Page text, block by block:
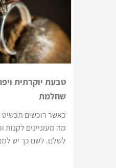
טבעת יוקרתית
שחלמת
כאשר רוכשים
מה מעוניינים לקנות
לשלם. לשם כך יש